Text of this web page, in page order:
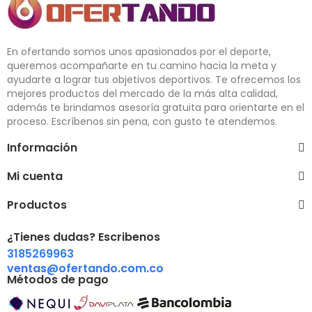
En ofertando somos unos apasionados por el deporte,
queremos acompañarte en tu camino hacia la meta y
ayudarte a lograr tus objetivos deportivos. Te ofrecemos los
mejores productos del mercado de la más alta calidad,
además te brindamos asesoría gratuita para orientarte en el
proceso. Escríbenos sin pena, con gusto te atendemos.
Información
Mi cuenta
Productos
¿Tienes dudas? Escribenos
3185269963
ventas@ofertando.com.co
Métodos de pago